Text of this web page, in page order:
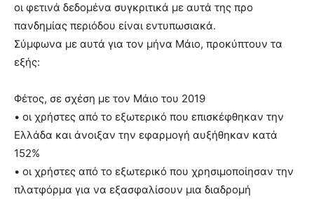
οι φετινά δεδομένα συγκριτικά με αυτά της προ
πανδημίας περιόδου είναι εντυπωσιακά.
Σύμφωνα με αυτά για τον μήνα Μάιο, προκύπτουν τα
εξής:
Φέτος, σε σχέση με τον Μάιο του 2019
• οι χρήστες από το εξωτερικό που επισκέφθηκαν την
Ελλάδα και άνοιξαν την εφαρμογή αυξήθηκαν κατά
152%
• οι χρήστες από το εξωτερικό που χρησιμοποίησαν την
πλατφόρμα για να εξασφαλίσουν μια διαδρομή